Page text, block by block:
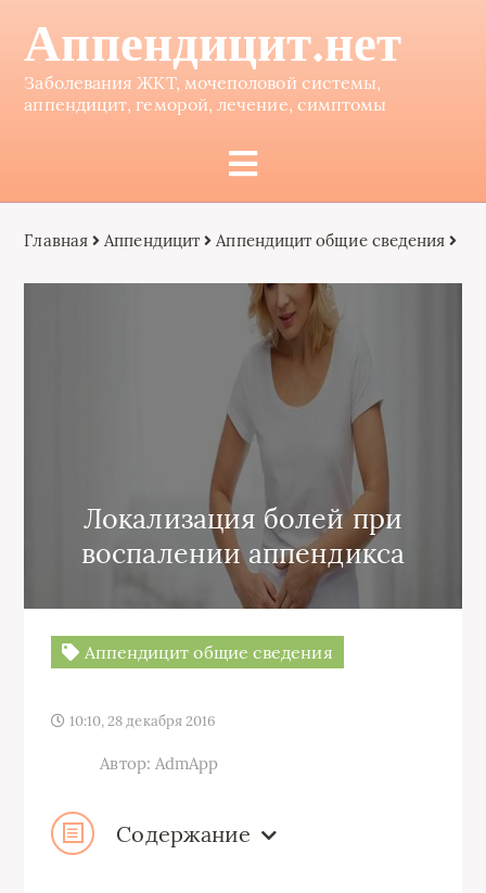
Аппендицит.нет
Заболевания ЖКТ, мочеполовой системы,
аппендицит, геморой, лечение, симптомы
Главная Аппендицит Аппендицит общие сведения
Локализация болей при
воспалении аппендикса
Аппендицит общие сведения
10:10, 28 декабря 2016
Автор: AdmApp
Содержание